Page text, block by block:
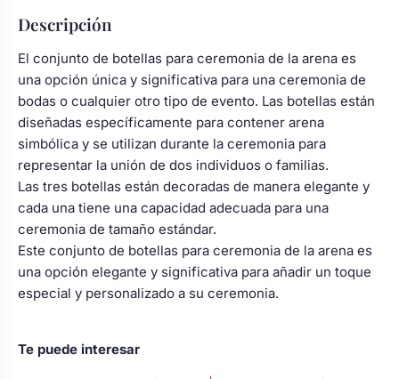
Descripción
El conjunto de botellas para ceremonia de la arena es
una opción única y significativa para una ceremonia de
bodas o cualquier otro tipo de evento. Las botellas están
diseñadas específicamente para contener arena
simbólica y se utilizan durante la ceremonia para
representar la unión de dos individuos o familias.
Las tres botellas están decoradas de manera elegante y
cada una tiene una capacidad adecuada para una
ceremonia de tamaño estándar.
Este conjunto de botellas para ceremonia de la arena es
una opción elegante y significativa para añadir un toque
especial y personalizado a su ceremonia.
Te puede interesar